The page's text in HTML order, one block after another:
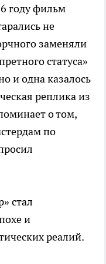
году фильм
не
заменяли
статуса»
и одна казалось
реплика из
о том,
по
стал
и
реалий.